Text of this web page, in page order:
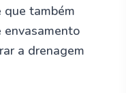
que também
envasamento
a drenagem